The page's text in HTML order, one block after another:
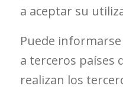
a aceptar su
Puede
a terceros países
realizan los